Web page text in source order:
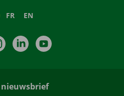
FR EN
InstagramLinkedIn
nieuwsbrief